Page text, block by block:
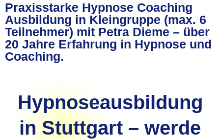
Praxisstarke Hypnose Coaching
Ausbildung in Kleingruppe (max. 6
Teilnehmer) mit Petra Dieme – über
20 Jahre Erfahrung in Hypnose und
Coaching.
Hypnoseausbildung
in Stuttgart – werde